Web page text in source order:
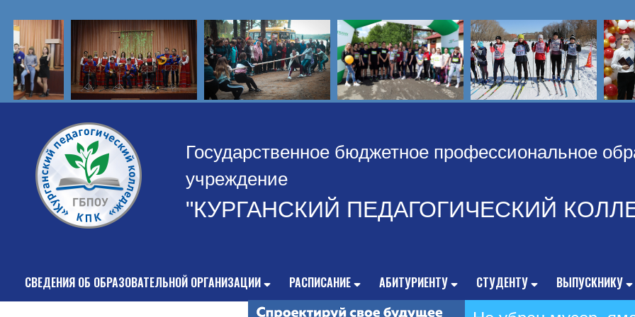
Государственное бюджетное профессиональное
учреждение
"КУРГАНСКИЙ ПЕДАГОГИЧЕСКИЙ
СВЕДЕНИЯ ОБ ОБРАЗОВАТЕЛЬНОЙ ОРГАНИЗАЦИИ РАСПИСАНИЕ АБИТУРИЕНТУ СТУДЕНТУ ВЫПУСКНИКУ